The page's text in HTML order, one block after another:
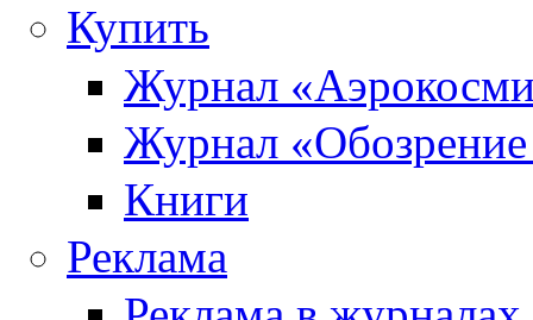
Купить
Журнал
Журнал
Книги
Реклама